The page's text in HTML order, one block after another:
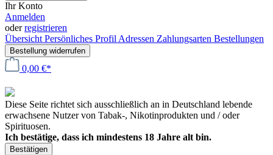
Ihr Konto
Anmelden
oderregistrieren
Übersicht Persönliches Profil Adressen Zahlungsarten Bestellungen
Bestellung widerrufen
0,00 €*
Diese Seite richtet sich ausschließlich an in Deutschland lebende
erwachsene Nutzer von Tabak-, Nikotinprodukten und / oder
Spirituosen.
Ich bestätige, dass ich mindestens 18 Jahre alt bin.
Bestätigen